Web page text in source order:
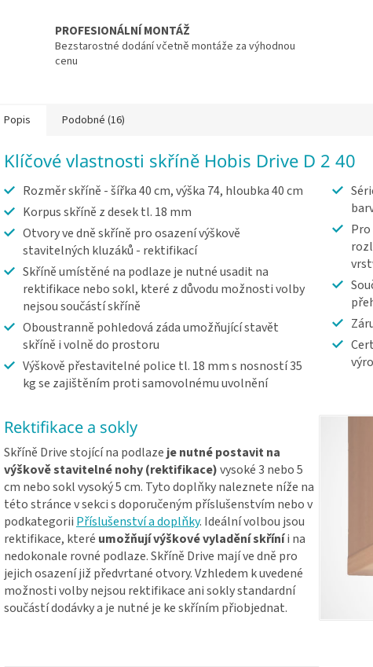
PROFESIONÁLNÍ MONTÁŽ
Bezstarostné dodání včetně montáže za výhodnou
cenu
Popis Podobné (16)
Klíčové vlastnosti skříně Hobis Drive D 2 40
Rozměr skříně - šířka 40 cm, výška 74, hloubka 40 cm
Korpus skříně z desek tl. 18 mm
Otvory ve dně skříně pro osazení výškově
stavitelných kluzáků - rektifikací
Skříně umístěné na podlaze je nutné usadit na
rektifikace nebo sokl, které z důvodu možnosti volby
nejsou součástí skříně
Oboustranně pohledová záda umožňující stavět
skříně i volně do prostoru
Výškově přestavitelné police tl. 18 mm s nosností 35
kg se zajištěním proti samovolnému uvolnění
Rektifikace a sokly
Skříně Drive stojící na podlaze je nutné postavit na
výškově stavitelné nohy (rektifikace)vysoké 3 nebo 5
cm nebo sokl vysoký 5 cm. Tyto doplňky naleznete níže na
této stránce v sekci s doporučeným příslušenstvím nebo v
podkategorii Příslušenství a doplňky. Ideální volbou jsou
rektifikace, které umožňují výškové vyladění skříníi na
nedokonale rovné podlaze. Skříně Drive mají ve dně pro
jejich osazení již předvrtané otvory. Vzhledem k uvedené
možnosti volby nejsou rektifikace ani sokly standardní
součástí dodávky a je nutné je ke skříním přiobjednat.